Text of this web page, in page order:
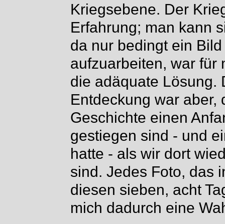
Kriegsebene. Der
Erfahrung; man kann
da nur bedingt ein
aufzuarbeiten, war für
die adäquate Lösung.
Entdeckung war aber,
Geschichte einen
gestiegen sind - und
hatte - als wir dort
sind. Jedes Foto, das
diesen sieben, acht
mich dadurch eine